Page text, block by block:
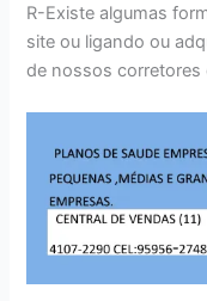
R-Existe algumas
site ou ligando ou
de nossos corretores